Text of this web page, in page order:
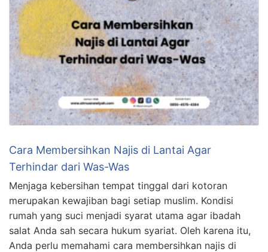
Cara Membersihkan Najis di Lantai Agar
Terhindar dari Was-Was
Menjaga kebersihan tempat tinggal dari kotoran
merupakan kewajiban bagi setiap muslim. Kondisi
rumah yang suci menjadi syarat utama agar ibadah
salat Anda sah secara hukum syariat. Oleh karena itu,
Anda perlu memahami cara membersihkan najis di